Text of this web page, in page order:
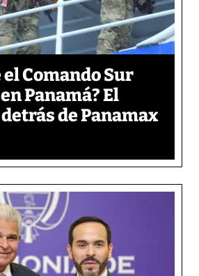
el Comando Sur
Panamá? El
de Panamax